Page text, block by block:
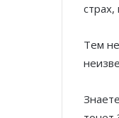
Тем